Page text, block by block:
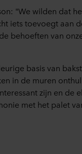
"We wilden dat
iets toevoegt aan
behoeften van
basis van
in de muren
zijn en de
met het palet